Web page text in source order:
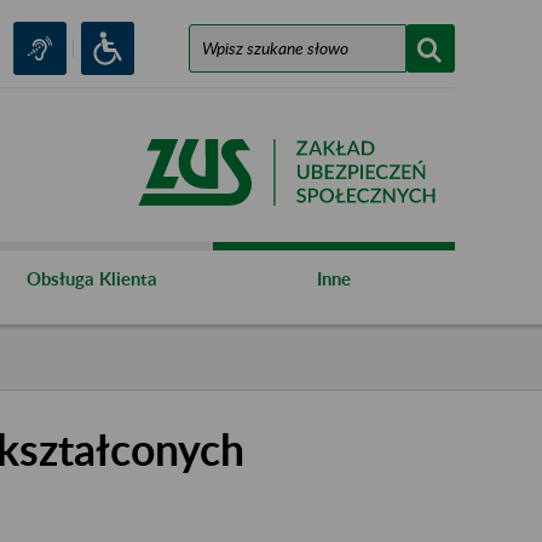
Obsługa Klienta Inne